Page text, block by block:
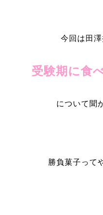
今回は田
受験期に食
について聞
勝負菓子って